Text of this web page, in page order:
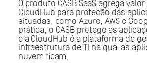
O produto CASB SaaS agrega
CloudHub para proteção das
situadas, como Azure, AWS e
prática, o CASB protege as
e a CloudHub é a plataforma de
infraestrutura de TI na qual as
nuvem ficam.